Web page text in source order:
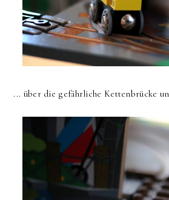
... über die gefährliche Kettenbrücke